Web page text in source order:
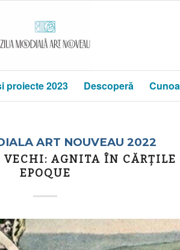
proiecte 2023 Descoperă
ART NOUVEAU 2022
AGNITA ÎN CĂRȚILE
EPOQUE